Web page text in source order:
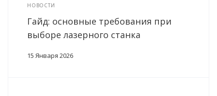
НОВОСТИ
Гайд: основные требования при
выборе лазерного станка
15 Января 2026